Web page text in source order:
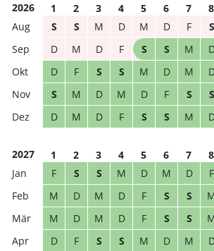
2026 1 2 3 4 5 6 7 8
S
S M D M D F S
D
M D F S S M
D
F S S M D M
S
M D M D F S S
D
M D F S S M
2027 1 2 3 4 5 6 7 8
F
S S M D M D F
M
D M D F S S
M
D M D F S S
D
F S S M D M